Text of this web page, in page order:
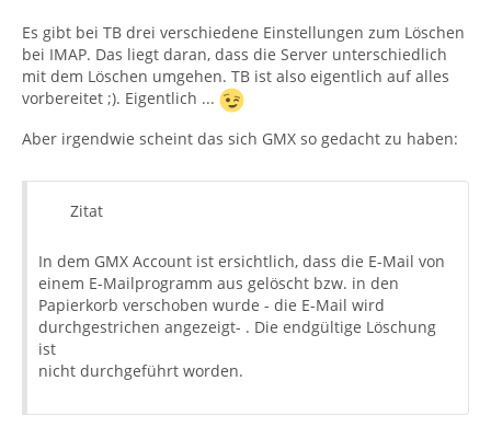
Es gibt bei TB drei verschiedene Einstellungen zum Löschen
bei IMAP. Das liegt daran, dass die Server unterschiedlich
mit dem Löschen umgehen. TB ist also eigentlich auf alles
vorbereitet ;). Eigentlich ...
Aber irgendwie scheint das sich GMX so gedacht zu haben:
Zitat
In dem GMX Account ist ersichtlich, dass die E-Mail von
einem E-Mailprogramm aus gelöscht bzw. in den
Papierkorb verschoben wurde - die E-Mail wird
durchgestrichen angezeigt- . Die endgültige Löschung
ist
nicht durchgeführt worden.